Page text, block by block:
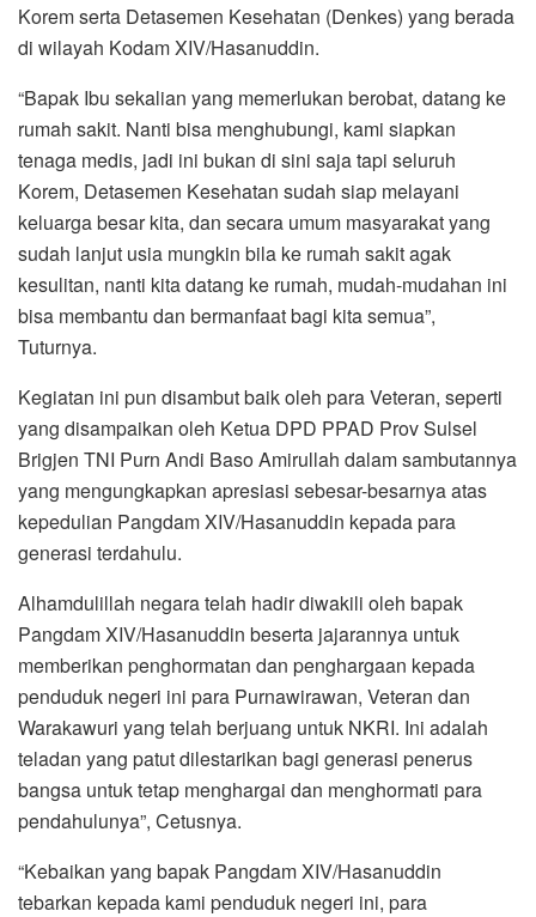
Korem serta Detasemen Kesehatan (Denkes) yang berada
di wilayah Kodam XIV/Hasanuddin.
“Bapak Ibu sekalian yang memerlukan berobat, datang ke
rumah sakit. Nanti bisa menghubungi, kami siapkan
tenaga medis, jadi ini bukan di sini saja tapi seluruh
Korem, Detasemen Kesehatan sudah siap melayani
keluarga besar kita, dan secara umum masyarakat yang
sudah lanjut usia mungkin bila ke rumah sakit agak
kesulitan, nanti kita datang ke rumah, mudah-mudahan ini
bisa membantu dan bermanfaat bagi kita semua”,
Tuturnya.
Kegiatan ini pun disambut baik oleh para Veteran, seperti
yang disampaikan oleh Ketua DPD PPAD Prov Sulsel
Brigjen TNI Purn Andi Baso Amirullah dalam sambutannya
yang mengungkapkan apresiasi sebesar-besarnya atas
kepedulian Pangdam XIV/Hasanuddin kepada para
generasi terdahulu.
Alhamdulillah negara telah hadir diwakili oleh bapak
Pangdam XIV/Hasanuddin beserta jajarannya untuk
memberikan penghormatan dan penghargaan kepada
penduduk negeri ini para Purnawirawan, Veteran dan
Warakawuri yang telah berjuang untuk NKRI. Ini adalah
teladan yang patut dilestarikan bagi generasi penerus
bangsa untuk tetap menghargai dan menghormati para
pendahulunya”, Cetusnya.
“Kebaikan yang bapak Pangdam XIV/Hasanuddin
tebarkan kepada kami penduduk negeri ini, para